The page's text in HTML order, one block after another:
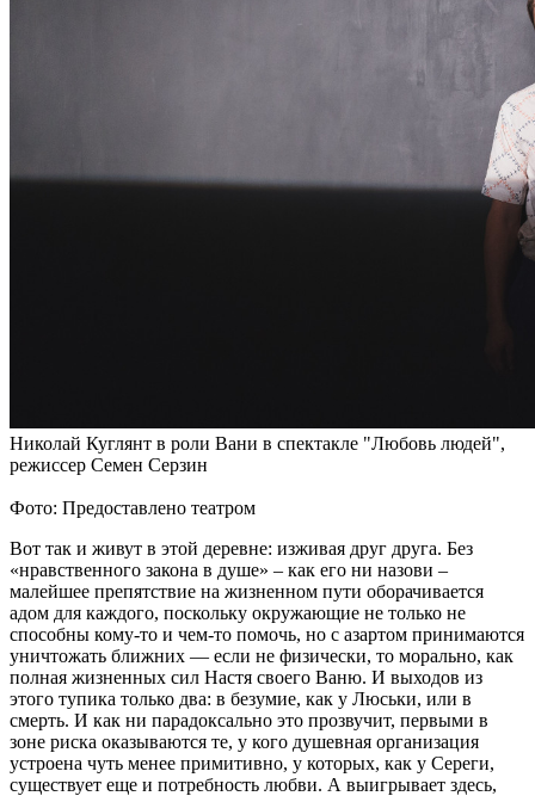
Николай Куглянт в роли Вани в спектакле "Любовь людей",
режиссер Семен Серзин
Фото: Предоставлено театром
Вот так и живут в этой деревне: изживая друг друга. Без
«нравственного закона в душе» – как его ни назови –
малейшее препятствие на жизненном пути оборачивается
адом для каждого, поскольку окружающие не только не
способны кому-то и чем-то помочь, но с азартом принимаются
уничтожать ближних — если не физически, то морально, как
полная жизненных сил Настя своего Ваню. И выходов из
этого тупика только два: в безумие, как у Люськи, или в
смерть. И как ни парадоксально это прозвучит, первыми в
зоне риска оказываются те, у кого душевная организация
устроена чуть менее примитивно, у которых, как у Сереги,
существует еще и потребность любви. А выигрывает здесь,